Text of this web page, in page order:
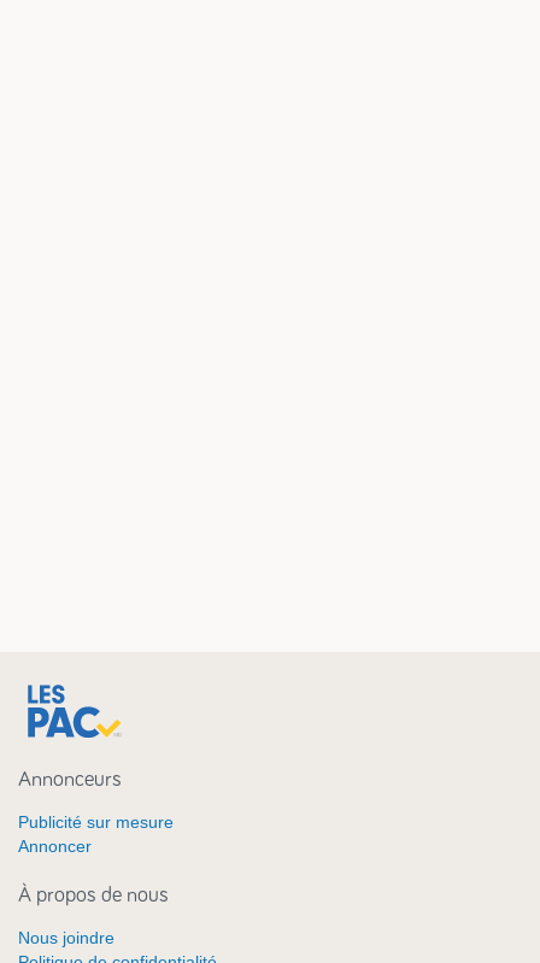
Annonceurs
Publicité sur mesure
Annoncer
À propos de nous
Nous joindre